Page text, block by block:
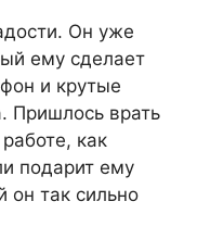
Он уже
ему сделает
и крутые
Пришлось врать
как
подарит ему
он так сильно